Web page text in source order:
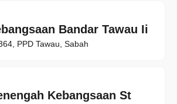
Bandar Tawau Ii
PPD Tawau, Sabah
Kebangsaan St